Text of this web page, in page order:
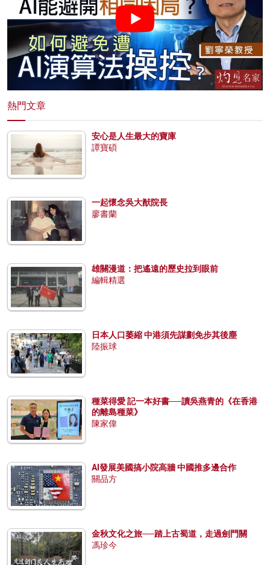
熱門文章
安心是人生最大的寶庫
譚寶碩
一起懷念吳大猷院長
廖書蘭
雄關漫道：把遙遠的歷史拉到眼前
編輯精選
日本人口萎縮 中港須先謀劃免步其後塵
陸振球
種菜得愛 記一本好書──讀吳燕青的《在香港
的離島種菜》
陳家偉
AI發展美國搞小院高牆 中國推多邊合作
關品方
金秋文化之旅──踏上古蜀道，走過劍門關
馮珍今